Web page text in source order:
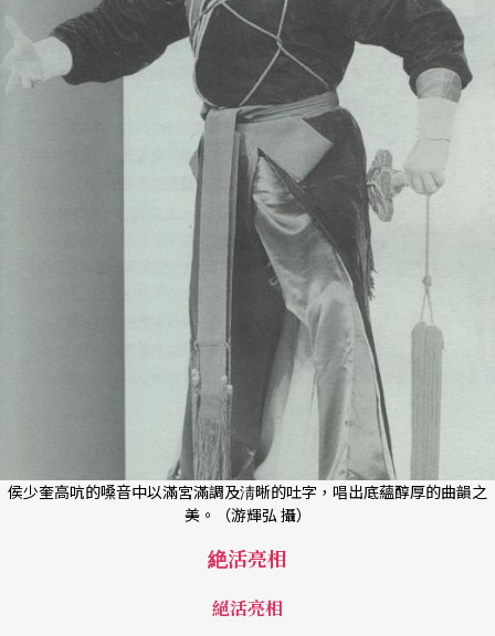
侯少奎高吭的嗓音中以滿宮滿調及淸晰的吐字，唱出底蘊醇厚的曲韻之
美。（游輝弘 攝）
絶活亮相
絕活亮相